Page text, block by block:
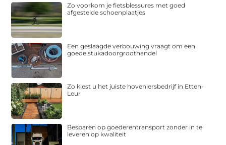
Zo voorkom je fietsblessures met goed
afgestelde schoenplaatjes
Een geslaagde verbouwing vraagt om een
goede stukadoorgroothandel
Zo kiest u het juiste hoveniersbedrijf in Etten-
Leur
Besparen op goederentransport zonder in te
leveren op kwaliteit